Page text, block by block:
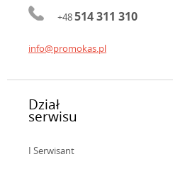
+48514 311 310
info@promokas.pl
Dział
serwisu
I Serwisant